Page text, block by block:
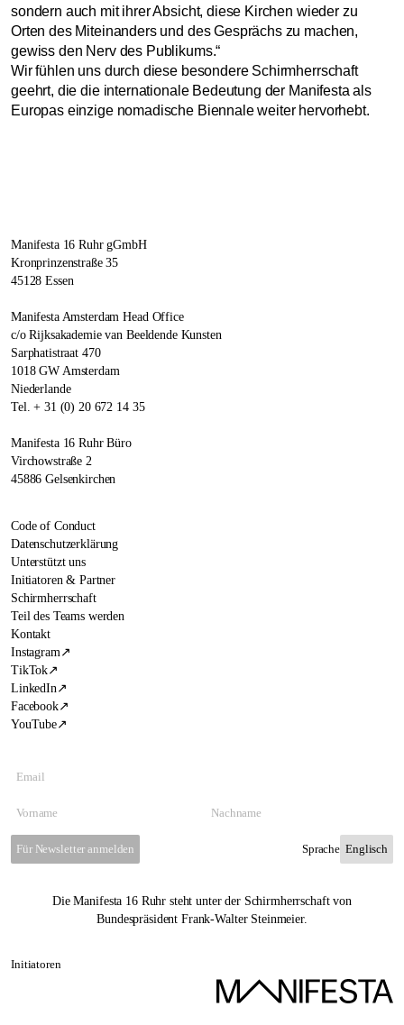
sondern auch mit ihrer Absicht, diese Kirchen wieder zu
Orten des Miteinanders und des Gesprächs zu machen,
gewiss den Nerv des Publikums.“
Wir fühlen uns durch diese besondere Schirmherrschaft
geehrt, die die internationale Bedeutung der Manifesta als
Europas einzige nomadische Biennale weiter hervorhebt.
Manifesta 16 Ruhr gGmbH
Kronprinzenstraße 35
45128 Essen
Manifesta Amsterdam Head Office
c/o Rijksakademie van Beeldende Kunsten
Sarphatistraat 470
1018 GW Amsterdam
Niederlande
Tel. + 31 (0) 20 672 14 35
Manifesta 16 Ruhr Büro
Virchowstraße 2
45886 Gelsenkirchen
Code of Conduct
Datenschutzerklärung
Unterstützt uns
Initiatoren & Partner
Schirmherrschaft
Teil des Teams werden
Kontakt
Instagram↗
TikTok↗
LinkedIn↗
Facebook↗
YouTube↗
Für Newsletter anmelden Sprache
Die Manifesta 16 Ruhr steht unter der Schirmherrschaft von
Bundespräsident Frank-Walter Steinmeier.
Initiatoren